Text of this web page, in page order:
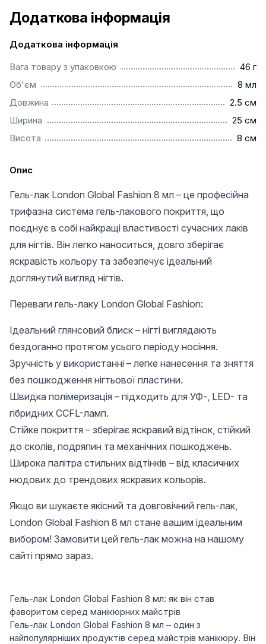
Додаткова інформація
Додаткова інформація
Вага товару з упаковкою
46 г
Об'єм
8 мл
Довжина
2.5 см
Ширина
25 см
Висота
8 см
Опис
Гель-лак London Global Fashion 8 мл – це професійна
трифазна система гель-лакового покриття, що
поєднує в собі найкращі властивості сучасних лаків
для нігтів. Він легко наноситься, довго зберігає
яскравість кольору та забезпечує ідеальний
доглянутий вигляд нігтів.
Переваги гель-лаку London Global Fashion:
Ідеальний глянсовий блиск – нігті виглядають
бездоганно протягом усього періоду носіння.
Зручність у використанні – легке нанесення та зняття
без пошкодження нігтьової пластини.
Швидка полімеризація – підходить для УФ-, LED- та
гібридних CCFL-ламп.
Стійке покриття – зберігає яскравий відтінок, стійкий
до сколів, подряпин та механічних пошкоджень.
Широка палітра стильних відтінків – від класичних
нюдових до трендових яскравих кольорів.
Якщо ви шукаєте якісний та довговічний гель-лак,
London Global Fashion 8 мл стане вашим ідеальним
вибором! Замовити цей гель-лак можна на нашому
сайті прямо зараз.
Гель-лак London Global Fashion 8 мл: як він став
фаворитом серед манікюрних майстрів
Гель-лак London Global Fashion 8 мл – один з
найпопулярніших продуктів серед майстрів манікюру. Він